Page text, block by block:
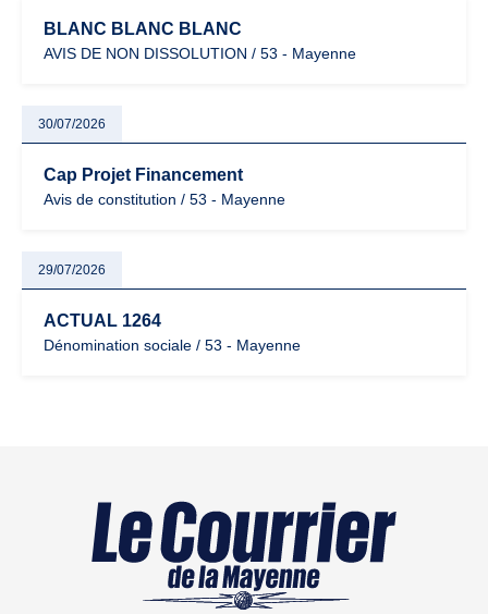
BLANC BLANC BLANC
AVIS DE NON DISSOLUTION / 53 - Mayenne
30/07/2026
Cap Projet Financement
Avis de constitution / 53 - Mayenne
29/07/2026
ACTUAL 1264
Dénomination sociale / 53 - Mayenne